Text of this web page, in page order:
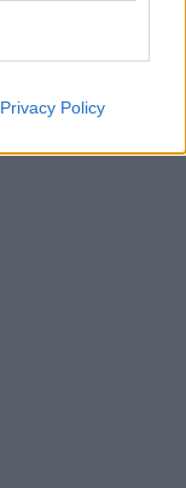
Privacy Policy